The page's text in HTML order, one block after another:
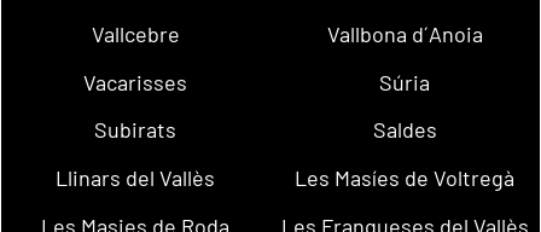
Vallcebre
Vallbona d´Anoia
Vacarisses
Súria
Subirats
Saldes
Llinars del Vallès
Les Masíes de Voltregà
Les Masies de Roda
Les Franqueses del Vallès